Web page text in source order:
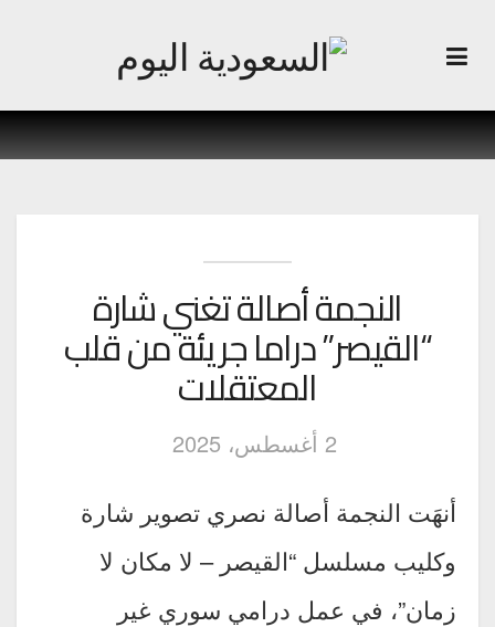
النجمة أصالة تغني شارة
“القيصر” دراما جريئة من قلب
المعتقلات
2 أغسطس، 2025
أنهَت النجمة أصالة نصري تصوير شارة
وكليب مسلسل “القيصر – لا مكان لا
زمان”، في عمل درامي سوري غير